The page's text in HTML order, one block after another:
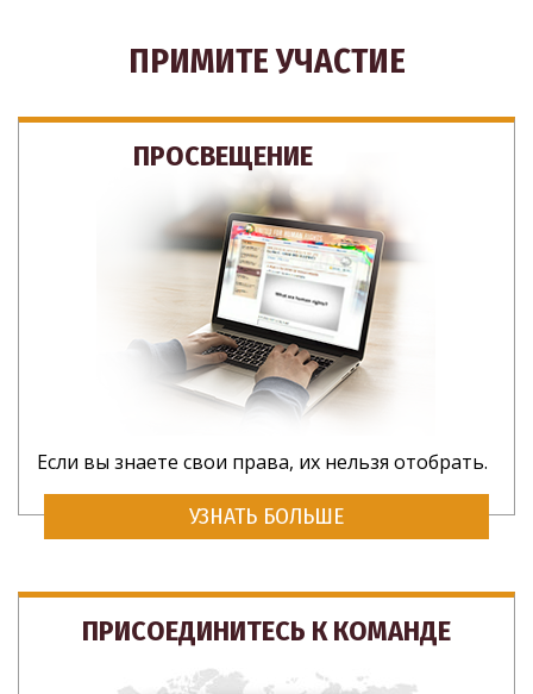
ПРИМИТЕ УЧАСТИЕ
ПРОСВЕЩЕНИЕ
Если вы знаете свои права, их нельзя отобрать.
УЗНАТЬ БОЛЬШЕ
ПРИСОЕДИНИТЕСЬ К КОМАНДЕ